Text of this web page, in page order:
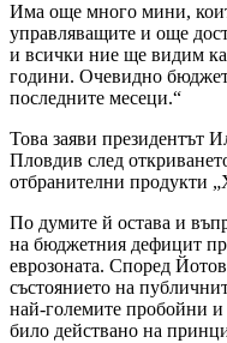
Има още много мини,
управляващите и още
и всички ние ще видим
години. Очевидно
последните месеци.“
Това заяви президентът
Пловдив след
отбранителни продукти
По думите й остава и
на бюджетния дефицит
еврозоната. Според
състоянието на
най-големите пробойни и
било действано на